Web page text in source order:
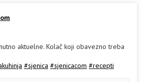
aktuelne. Kolač koji obavezno treba
#sjenica #sjenicacom #recepti